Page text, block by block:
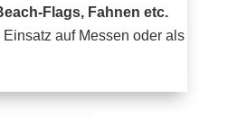
Flags, Fahnen etc.
auf Messen oder als